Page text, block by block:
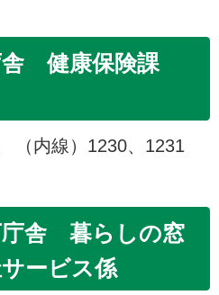
舎 健康保険課
内線）1230、1231
庁舎 暮らしの窓
ービス係